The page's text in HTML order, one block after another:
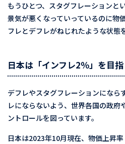
もうひとつ、スタグフレーションと
景気が悪くなっていっているのに物
フレとデフレがねじれたような状態
日本は「インフレ2％」を目
デフレやスタグフレーションになら
レにならないよう、世界各国の政府
ントロールを図っています。
日本は2023年10月現在、物価上昇